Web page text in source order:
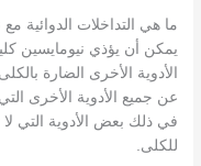
ما هي التداخلات الدوائية
يمكن أن يؤذي نيومايسين
الأدوية الأخرى الضارة
عن جميع الأدوية الأخرى
في ذلك بعض الأدوية التي
للكلى.